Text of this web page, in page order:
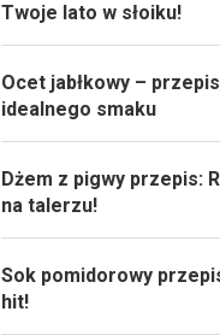
Twoje lato w słoiku!
Ocet jabłkowy –
idealnego smaku
Dżem z pigwy przepis:
na talerzu!
Sok pomidorowy
hit!